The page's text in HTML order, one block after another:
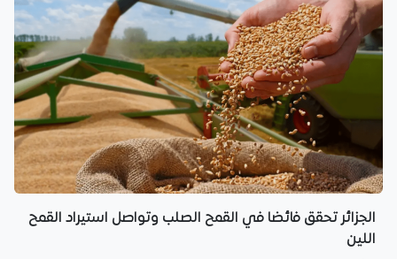
الجزائر تحقق فائضا في القمح الصلب وتواصل استيراد القمح
اللين